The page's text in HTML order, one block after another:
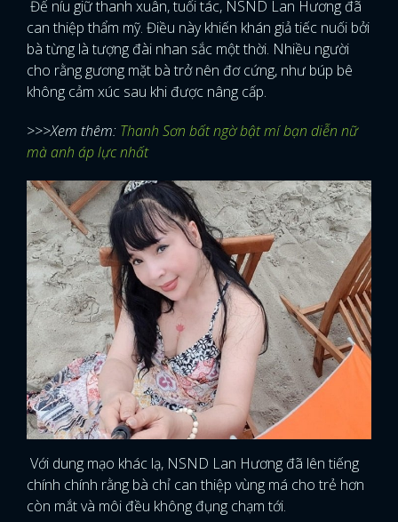
Để níu giữ thanh xuân, tuổi tác, NSND Lan Hương đã
can thiệp thẩm mỹ. Điều này khiến khán giả tiếc nuối bởi
bà từng là tượng đài nhan sắc một thời. Nhiều người
cho rằng gương mặt bà trở nên đơ cứng, như búp bê
không cảm xúc sau khi được nâng cấp.
>>>Xem thêm: Thanh Sơn bất ngờ bật mí bạn diễn nữ
mà anh áp lực nhất
Với dung mạo khác lạ, NSND Lan Hương đã lên tiếng
chính chính rằng bà chỉ can thiệp vùng má cho trẻ hơn
còn mắt và môi đều không đụng chạm tới.